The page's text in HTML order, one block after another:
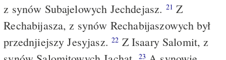
z synów Subajelowych Jechdejasz. 21 Z
Rechabijasza, z synów Rechabijaszowych był
przednjiejszy Jesyjasz.22 Z Isaary Salomit, z
23